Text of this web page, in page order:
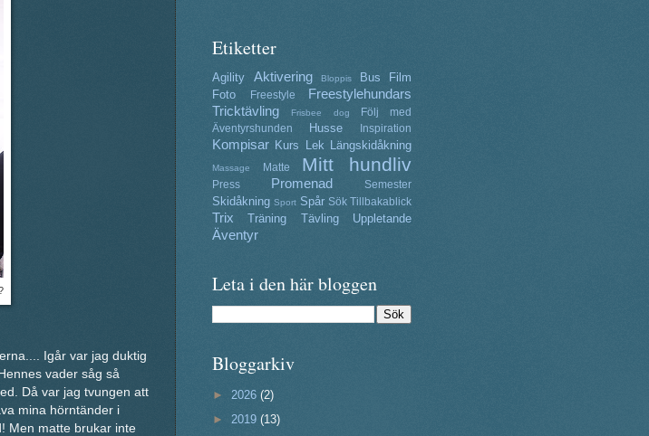
Igår var jag duktig
vader såg så
Då var jag tvungen att
mina hörntänder i
Men matte brukar inte
Etiketter
Agility Aktivering Bloppis Bus
Film
Foto
Freestyle
Freestylehundars
Tricktävling
Frisbee dog
Följ med
Äventyrshunden
Husse Inspiration
Kompisar Kurs Lek Längskidåkning
Massage Matte Mitt hundliv
Press Promenad Semester
Skidåkning Sport Spår Sök Tillbakablick
Trix Träning Tävling Uppletande
Äventyr
Leta i den här bloggen
Bloggarkiv
► 2026 (2)
► 2019 (13)